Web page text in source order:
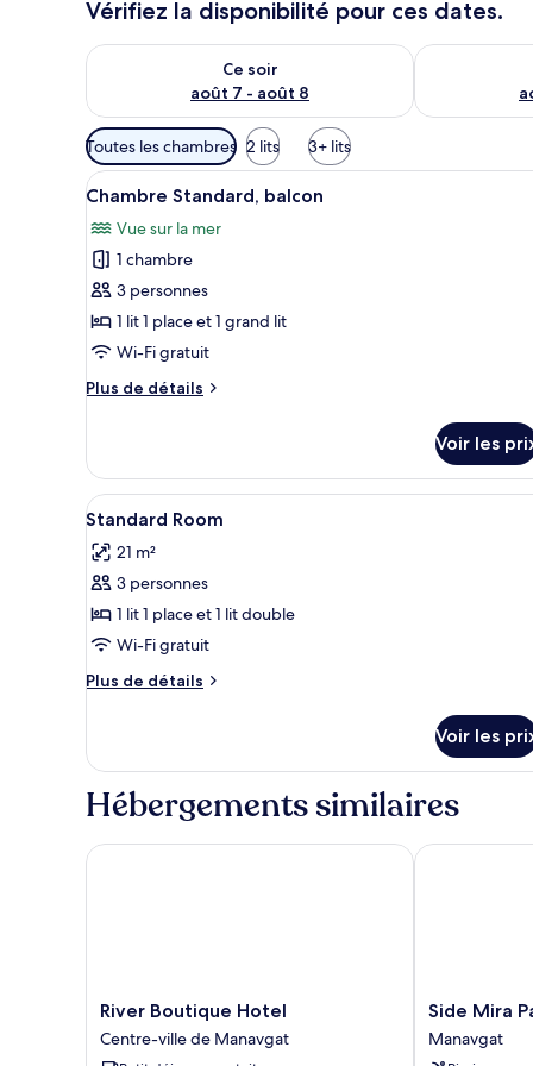
Vérifiez la disponibilité pour ces dates.
Ce soir
août 7 - août 8
Vérifier la disponibilité pour ce soir août 7 - août 8
Vérifier la
Filtres
disponibles
pour
chambres
Toutes les chambres 2 lits 3+ lits
Afficher
toutes
les
photos
pour
ce
type
chambre :
balcon
Chambre Standard, balcon |
1
Chambre Standard, balcon
Vue sur la mer
1 chambre
3 personnes
1 lit 1 place et 1 grand lit
Wi-Fi gratuit
Plus de détails
Plus
le
type
de
Chambre
Standard,
Voir les
Afficher
toutes
les
photos
pour
ce
type
de
Standard
Room
Une chambre d’hôtel avec
1
Standard Room
21 m²
3 personnes
1 lit 1 place et 1 lit double
Wi-Fi gratuit
Plus de détails
Plus
le
type
de
Standard
Voir les
Hébergements similaires
River
Boutique
Hotel
River Boutique Hotel
Centre-ville de Manavgat
River Boutique Hotel
Side
Mira
Palace
Side Mira
Manavgat
Side Mira